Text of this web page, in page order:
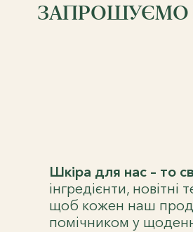
ЗАПРОШУЄМО
Шкіра для нас – то
інгредієнти, новітні
щоб кожен наш
помічником у